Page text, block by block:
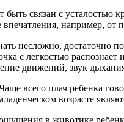
быть связан с усталостью
например, от
несложно, достаточно
с легкостью
движений, звук
всего плач ребенка
возрасте